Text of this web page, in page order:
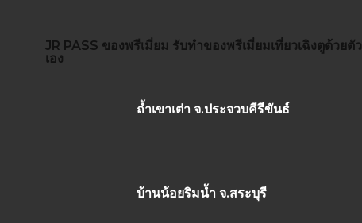
JR PASS ของพรีเมี่ยม รับทำของพรีเมี่ยมเที่ยวเฉิงตูด้วยตัว
เอง
ถ้ำเขาเต่า จ.ประจวบคีรีขันธ์
บ้านน้อยริมน้ำ จ.สระบุรี